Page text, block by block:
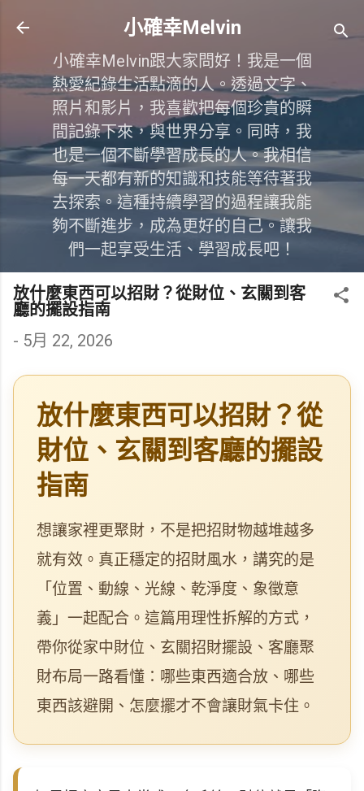
跳到主要內容
小確幸Melvin
小確幸Melvin跟大家問好！我是一個
熱愛紀錄生活點滴的人。透過文字、
照片和影片，我喜歡把每個珍貴的瞬
間記錄下來，與世界分享。同時，我
也是一個不斷學習成長的人。我相信
每一天都有新的知識和技能等待著我
去探索。這種持續學習的過程讓我能
夠不斷進步，成為更好的自己。讓我
們一起享受生活、學習成長吧！
放什麼東西可以招財？從財位、玄關到客
廳的擺設指南
- 5月 22, 2026
放什麼東西可以招財？從
財位、玄關到客廳的擺設
指南
想讓家裡更聚財，不是把招財物越堆越多
就有效。真正穩定的招財風水，講究的是
「位置、動線、光線、乾淨度、象徵意
義」一起配合。這篇用理性拆解的方式，
帶你從家中財位、玄關招財擺設、客廳聚
財布局一路看懂：哪些東西適合放、哪些
東西該避開、怎麼擺才不會讓財氣卡住。